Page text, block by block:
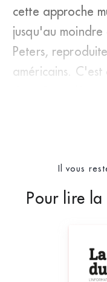
cette approche
jusqu'au
Peters,
américains.
Il vous
Pour lire la